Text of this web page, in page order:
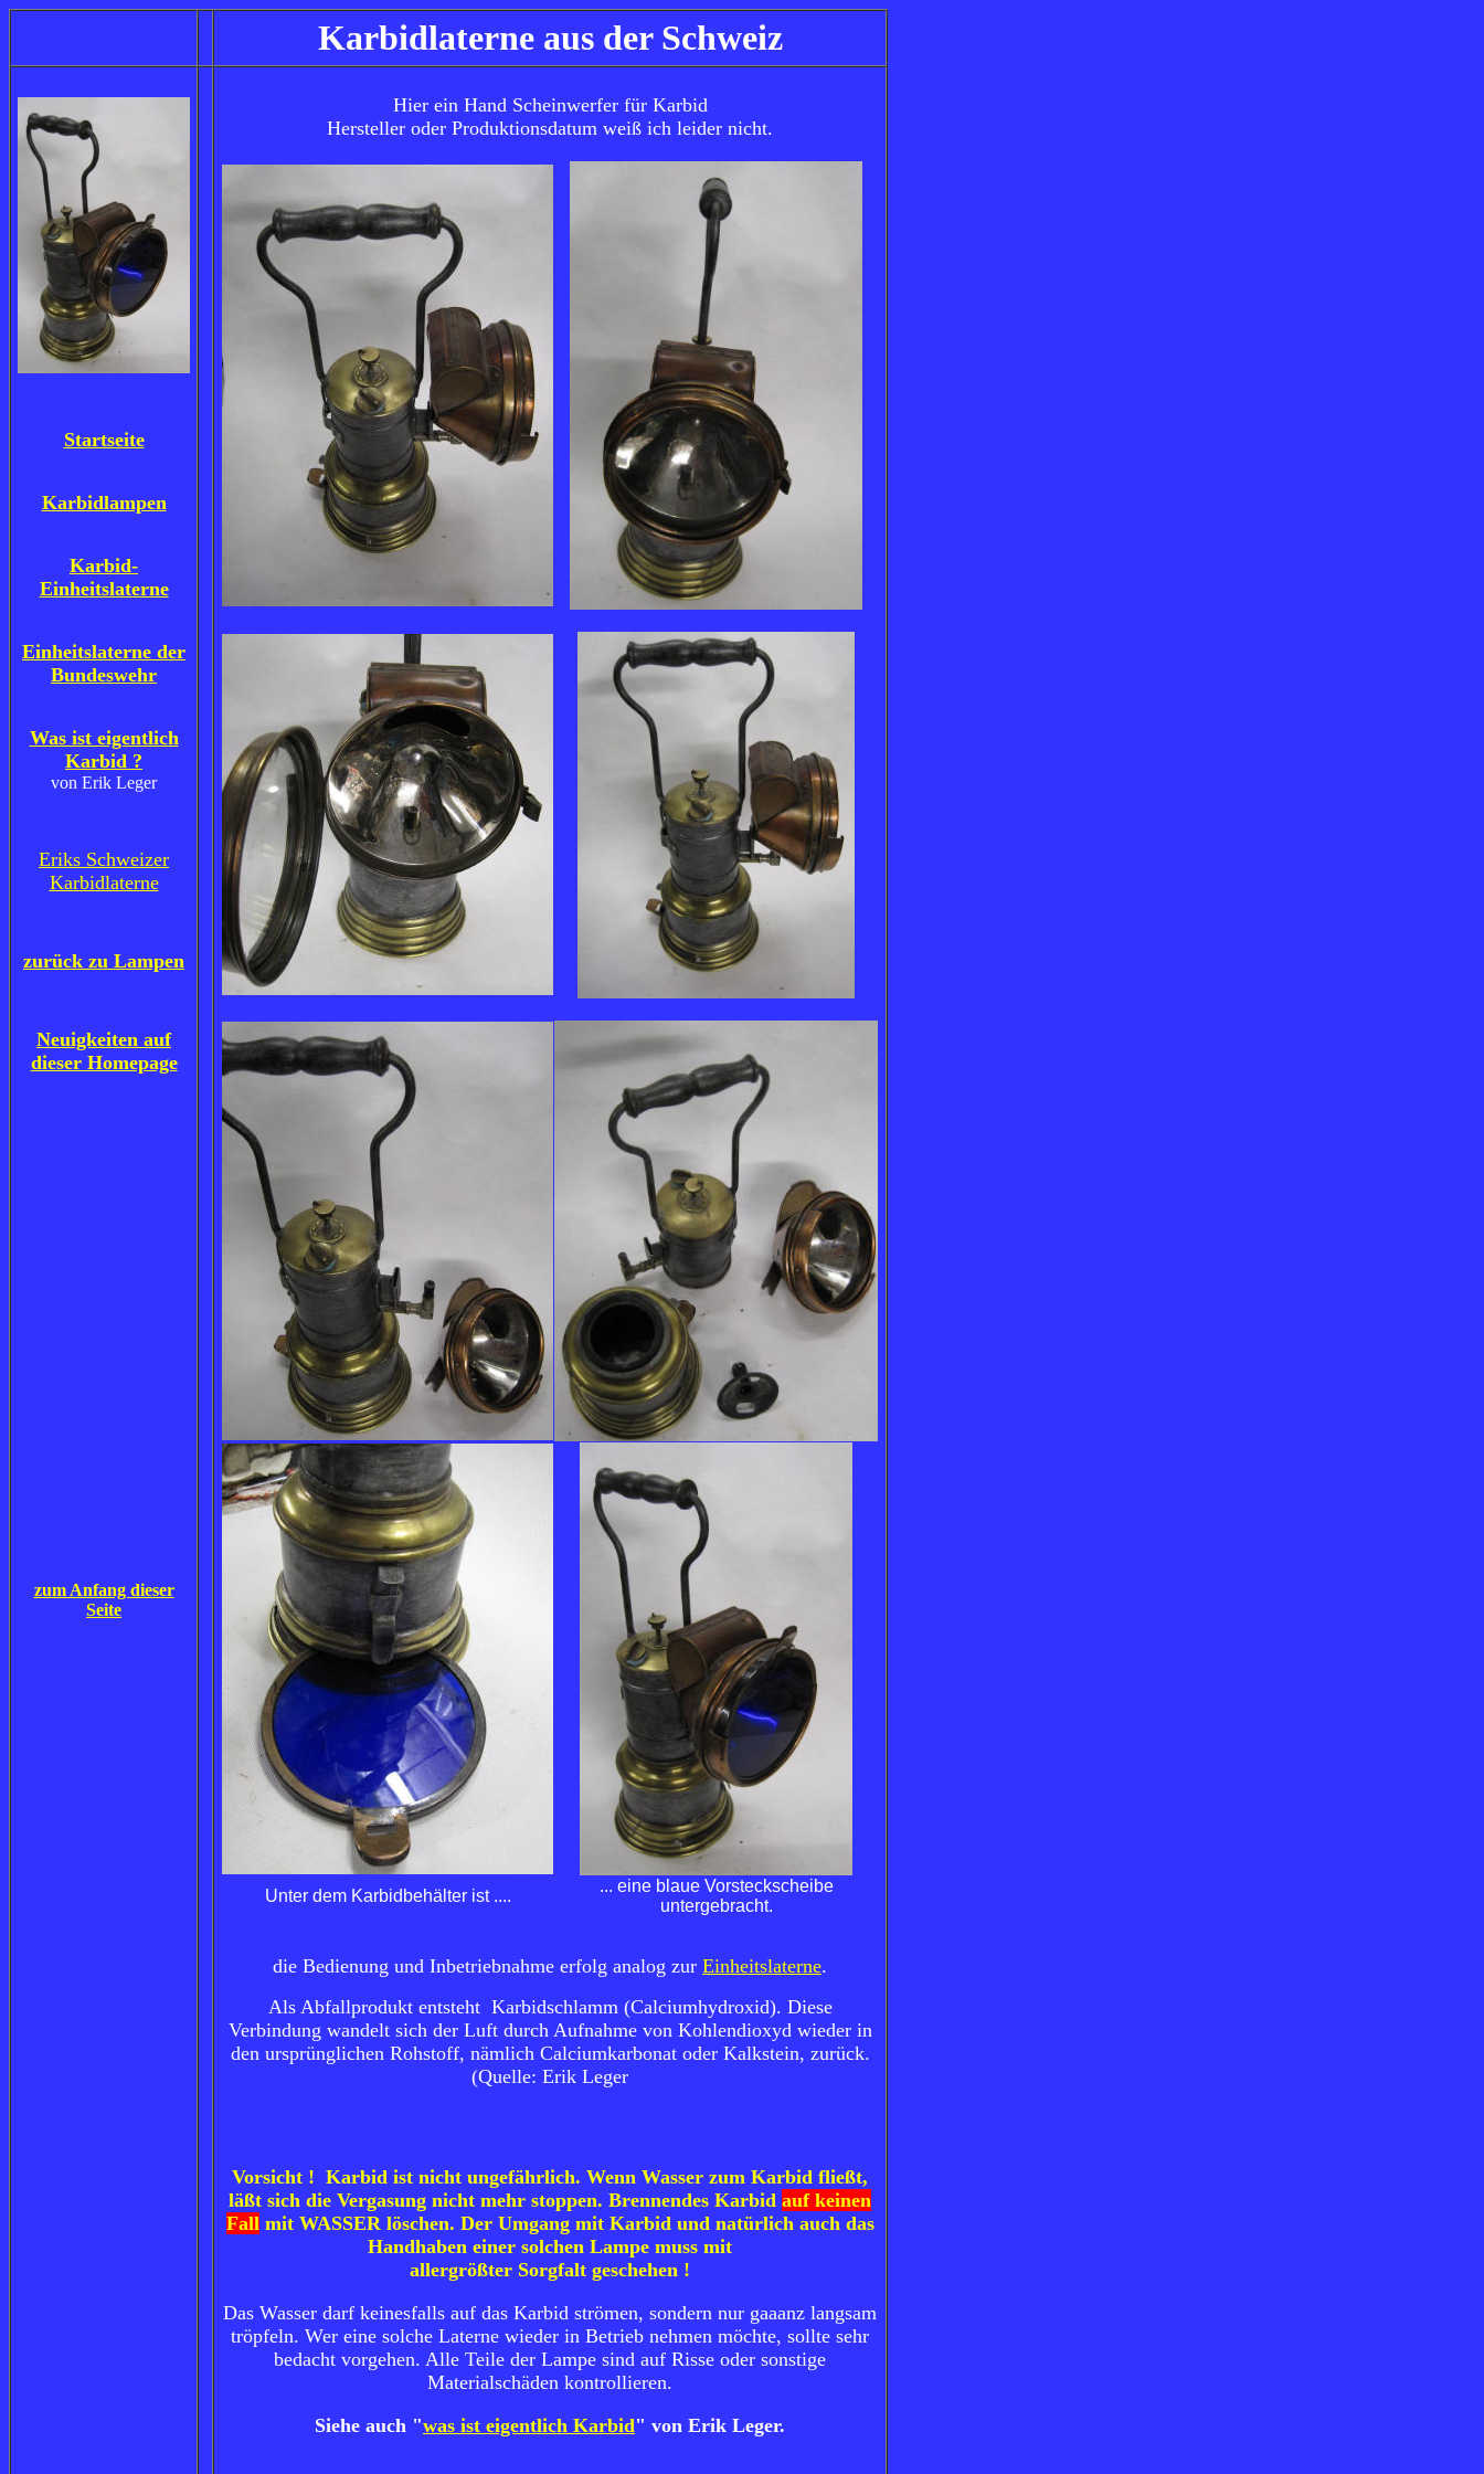
Karbidlaterne aus der Schweiz
Startseite
Karbidlampen
Karbid-
Einheitslaterne
Einheitslaterne der
Bundeswehr
Was ist eigentlich
Karbid ?
von Erik Leger
Eriks Schweizer
Karbidlaterne
zurück zu Lampen
Neuigkeiten auf
dieser Homepage
zum Anfang dieser
Seite
Hier ein Hand Scheinwerfer für Karbid
Hersteller oder Produktionsdatum weiß ich leider nicht.
Unter dem Karbidbehälter ist ....
... eine blaue Vorsteckscheibe
untergebracht.
die Bedienung und Inbetriebnahme erfolg analog zur Einheitslaterne.
Als Abfallprodukt entsteht Karbidschlamm (Calciumhydroxid). Diese
Verbindung wandelt sich der Luft durch Aufnahme von Kohlendioxyd wieder in
den ursprünglichen Rohstoff, nämlich Calciumkarbonat oder Kalkstein, zurück.
(Quelle: Erik Leger
Vorsicht ! Karbid ist nicht ungefährlich. Wenn Wasser zum Karbid fließt,
läßt sich die Vergasung nicht mehr stoppen. Brennendes Karbid auf keinen
Fallmit WASSER löschen. Der Umgang mit Karbid und natürlich auch das
Handhaben einer solchen Lampe muss mit
allergrößter Sorgfalt geschehen !
Das Wasser darf keinesfalls auf das Karbid strömen, sondern nur gaaanz langsam
tröpfeln. Wer eine solche Laterne wieder in Betrieb nehmen möchte, sollte sehr
bedacht vorgehen. Alle Teile der Lampe sind auf Risse oder sonstige
Materialschäden kontrollieren.
Siehe auch "was ist eigentlich Karbid" von Erik Leger.